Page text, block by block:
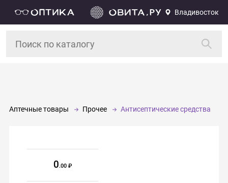
Владивосток
Аптечные товары Прочее Антисептические средства
0.00